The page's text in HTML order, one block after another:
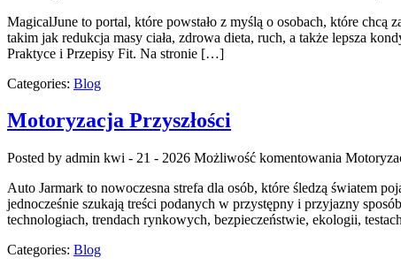
MagicalJune to portal, które powstało z myślą o osobach, które
takim jak redukcja masy ciała, zdrowa dieta, ruch, a także lepsza
Praktyce i Przepisy Fit. Na stronie […]
Categories: Blog
Motoryzacja Przyszłości
Posted by admin kwi - 21 - 2026 Możliwość komentowania
Auto Jarmark to nowoczesna strefa dla osób, które śledzą światem
jednocześnie szukają treści podanych w przystępny i przyjazny
technologiach, trendach rynkowych, bezpieczeństwie, ekologii,
Categories: Blog